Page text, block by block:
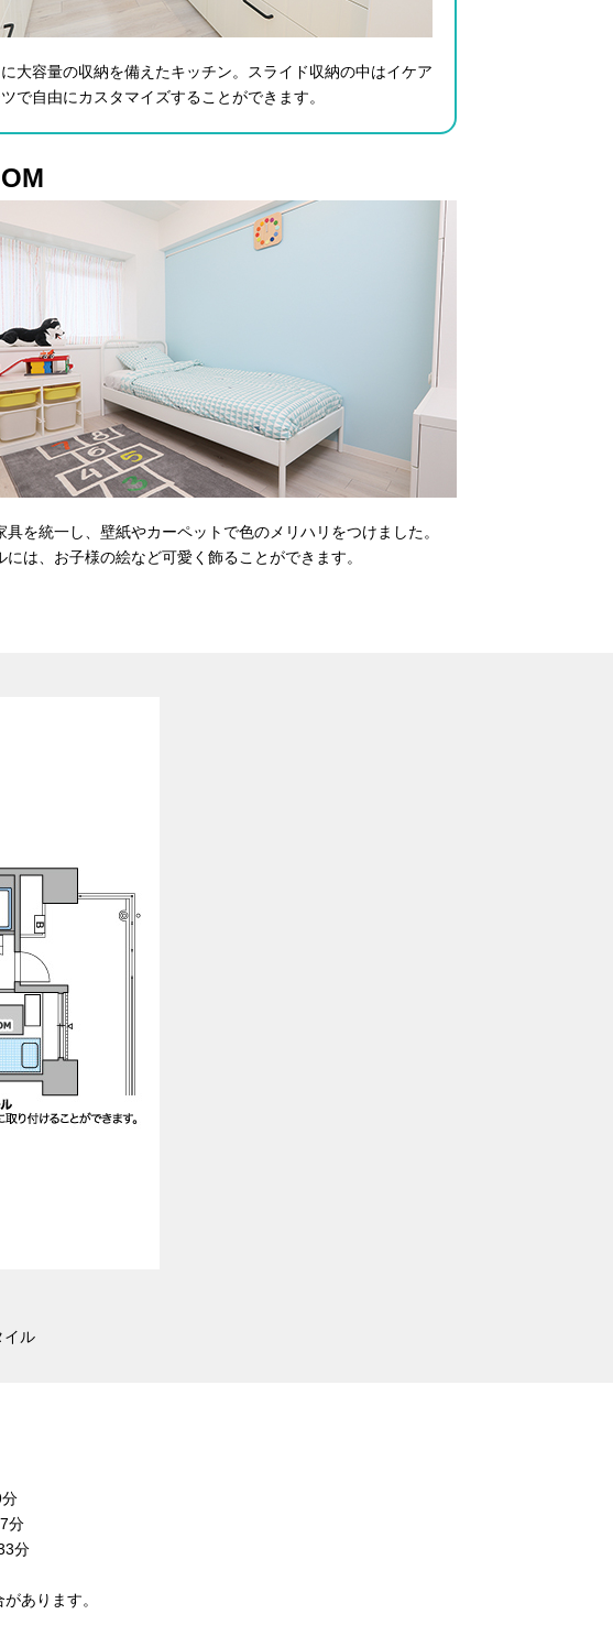
大容量の収納を備えたキッチン。スライド収納の中はイケア
で自由にカスタマイズすることができます。
具を統一し、壁紙やカーペットで色のメリハリをつけました。
には、お子様の絵など可愛く飾ることができます。
イル
分
分
あります。